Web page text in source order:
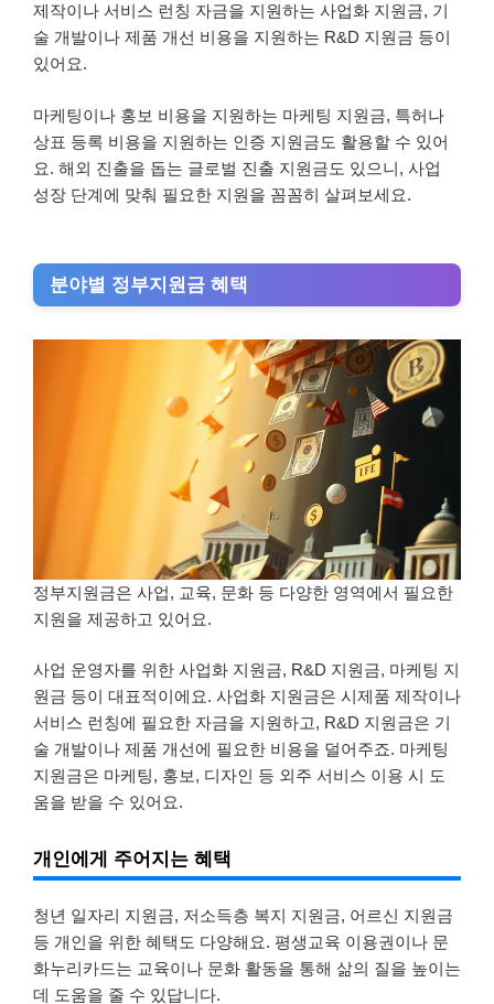
제작이나 서비스 런칭 자금을 지원하는 사업화 지원금, 기
술 개발이나 제품 개선 비용을 지원하는 R&D 지원금 등이
있어요.
마케팅이나 홍보 비용을 지원하는 마케팅 지원금, 특허나
상표 등록 비용을 지원하는 인증 지원금도 활용할 수 있어
요. 해외 진출을 돕는 글로벌 진출 지원금도 있으니, 사업
성장 단계에 맞춰 필요한 지원을 꼼꼼히 살펴보세요.
분야별 정부지원금 혜택
정부지원금은 사업, 교육, 문화 등 다양한 영역에서 필요한
지원을 제공하고 있어요.
사업 운영자를 위한 사업화 지원금, R&D 지원금, 마케팅 지
원금 등이 대표적이에요. 사업화 지원금은 시제품 제작이나
서비스 런칭에 필요한 자금을 지원하고, R&D 지원금은 기
술 개발이나 제품 개선에 필요한 비용을 덜어주죠. 마케팅
지원금은 마케팅, 홍보, 디자인 등 외주 서비스 이용 시 도
움을 받을 수 있어요.
개인에게 주어지는 혜택
청년 일자리 지원금, 저소득층 복지 지원금, 어르신 지원금
등 개인을 위한 혜택도 다양해요. 평생교육 이용권이나 문
화누리카드는 교육이나 문화 활동을 통해 삶의 질을 높이는
데 도움을 줄 수 있답니다.